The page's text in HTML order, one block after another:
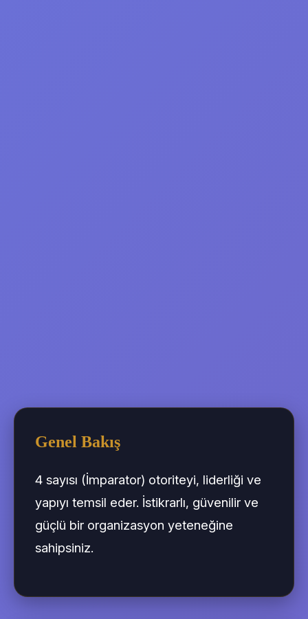
Genel Bakış
4 sayısı (İmparator) otoriteyi, liderliği ve
yapıyı temsil eder. İstikrarlı, güvenilir ve
güçlü bir organizasyon yeteneğine
sahipsiniz.